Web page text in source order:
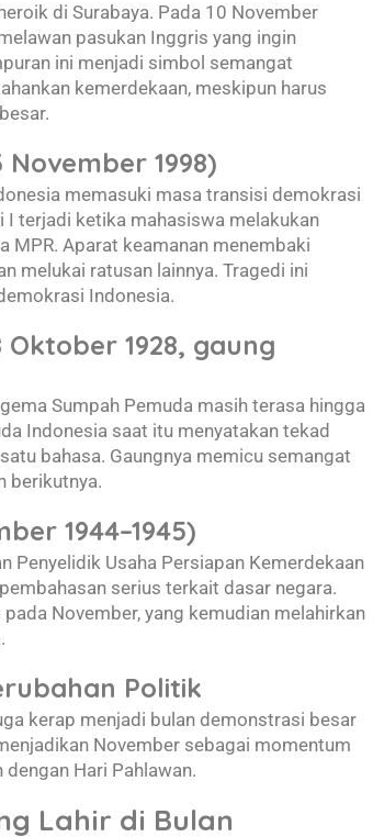
di Surabaya. Pada 10 November
pasukan Inggris yang ingin
ini menjadi simbol semangat
kemerdekaan, meskipun harus
November 1998)
memasuki masa transisi demokrasi
I terjadi ketika mahasiswa melakukan
Aparat keamanan menembaki
melukai ratusan lainnya. Tragedi ini
Indonesia.
Oktober 1928, gaung
Sumpah Pemuda masih terasa hingga
Indonesia saat itu menyatakan tekad
bahasa. Gaungnya memicu semangat
berikutnya.
1944–1945)
Penyelidik Usaha Persiapan Kemerdekaan
serius terkait dasar negara.
November, yang kemudian melahirkan
Politik
kerap menjadi bulan demonstrasi besar
November sebagai momentum
Hari Pahlawan.
Lahir di Bulan